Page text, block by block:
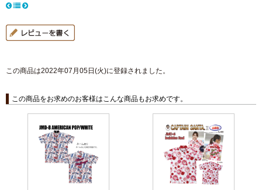
この商品は2022年07月05日(火)に登録されました。
この商品をお求めのお客様はこんな商品もお求めです。